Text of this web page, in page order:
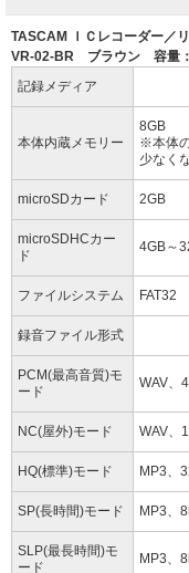
TASCAM ＩＣレコーダー／
VR-02-BR ブラウン 容量
記録メディア
本体内蔵メモリー
8GB
※本体
少なく
microSDカード 2GB
microSDHCカー
ド
4GB～
ファイルシステム FAT32
録音ファイル形式
PCM(最高音質)モ
ード
WAV、
NC(屋外)モード WAV、
HQ(標準)モード MP3、
SP(長時間)モード MP3、
SLP(最長時間)モ
ード
MP3、